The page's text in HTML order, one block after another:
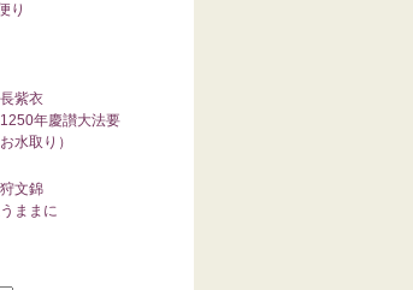
り
紫衣
年慶讃大法要
水取り）
文錦
ままに